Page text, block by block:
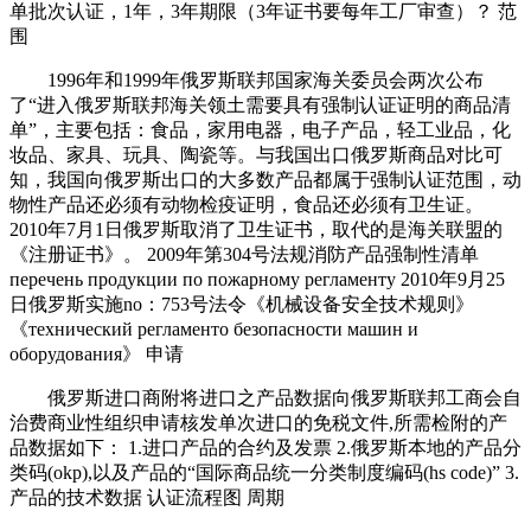
单批次认证，1年，3年期限（3年证书要每年工厂审查）？ 范
围
1996年和1999年俄罗斯联邦国家海关委员会两次公布
了“进入俄罗斯联邦海关领土需要具有强制认证证明的商品清
单”，主要包括：食品，家用电器，电子产品，轻工业品，化
妆品、家具、玩具、陶瓷等。与我国出口俄罗斯商品对比可
知，我国向俄罗斯出口的大多数产品都属于强制认证范围，动
物性产品还必须有动物检疫证明，食品还必须有卫生证。
2010年7月1日俄罗斯取消了卫生证书，取代的是海关联盟的
《注册证书》。 2009年第304号法规消防产品强制性清单
перечень продукции по пожарному регламенту 2010年9月25
日俄罗斯实施no：753号法令《机械设备安全技术规则》
《технический регламенто безопасности машин и
оборудования》 申请
俄罗斯进口商附将进口之产品数据向俄罗斯联邦工商会自
治费商业性组织申请核发单次进口的免税文件,所需检附的产
品数据如下： 1.进口产品的合约及发票 2.俄罗斯本地的产品分
类码(okp),以及产品的“国际商品统一分类制度编码(hs code)” 3.
产品的技术数据 认证流程图 周期